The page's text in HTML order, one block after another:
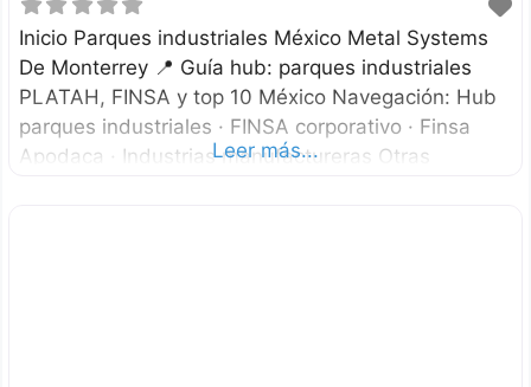
Inicio Parques industriales México Metal Systems
De Monterrey 📍 Guía hub: parques industriales
PLATAH, FINSA y top 10 México Navegación: Hub
parques industriales · FINSA corporativo · Finsa
Apodaca · Industrias manufactureras Otras
Leer más...